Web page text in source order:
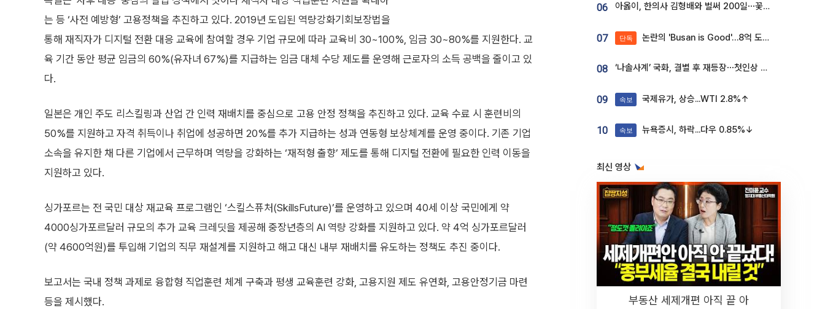
는 등 ‘사전 예방형’ 고용정책을 추진하고 있다. 2019년 도입된 역량강화기회보장법을
통해 재직자가 디지털 전환 대응 교육에 참여할 경우 기업 규모에 따라 교육비 30~100%, 임금 30~80%를 지원한다. 교
육 기간 동안 평균 임금의 60%(유자녀 67%)를 지급하는 임금 대체 수당 제도를 운영해 근로자의 소득 공백을 줄이고 있
다.
일본은 개인 주도 리스킬링과 산업 간 인력 재배치를 중심으로 고용 안정 정책을 추진하고 있다. 교육 수료 시 훈련비의
50%를 지원하고 자격 취득이나 취업에 성공하면 20%를 추가 지급하는 성과 연동형 보상체계를 운영 중이다. 기존 기업
소속을 유지한 채 다른 기업에서 근무하며 역량을 강화하는 ‘재적형 출향’ 제도를 통해 디지털 전환에 필요한 인력 이동을
지원하고 있다.
싱가포르는 전 국민 대상 재교육 프로그램인 ‘스킬스퓨처(SkillsFuture)’를 운영하고 있으며 40세 이상 국민에게 약
4000싱가포르달러 규모의 추가 교육 크레딧을 제공해 중장년층의 AI 역량 강화를 지원하고 있다. 약 4억 싱가포르달러
(약 4600억원)를 투입해 기업의 직무 재설계를 지원하고 해고 대신 내부 재배치를 유도하는 정책도 추진 중이다.
보고서는 국내 정책 과제로 융합형 직업훈련 체계 구축과 평생 교육훈련 강화, 고용지원 제도 유연화, 고용안정기금 마련
등을 제시했다.
06 아옳이, 한의사 김형배와 벌써 200일⋯꽃다발 들고 "프러포즈 아냐"
07 단독 논란의 'Busan is Good'…8억 도시브랜드, 용산 대통령실 CI 업체가 수행
08 ‘나솔사계’ 국화, 결별 후 재등장⋯첫인상 투표 휩쓸고 ‘인기녀’ 등극
09 속보 국제유가, 상승...WTI 2.8%↑
10 속보 뉴욕증시, 하락...다우 0.85%↓
최신 영상
부동산 세제개편 아직 끝 아